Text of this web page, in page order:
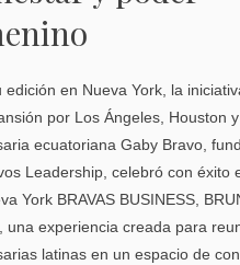
edición en Nueva York, la
por Los Ángeles, Houston
ecuatoriana Gaby Bravo,
Leadership, celebró con éxito
York BRAVAS BUSINESS,
una experiencia creada para
latinas en un espacio de